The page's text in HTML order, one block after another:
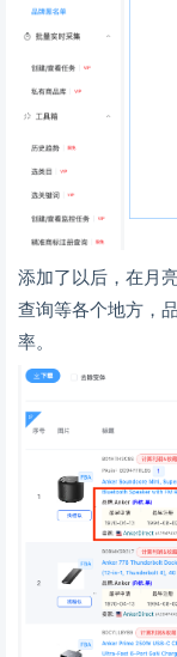
添加了以后，在月
查询等各个地方，
率。